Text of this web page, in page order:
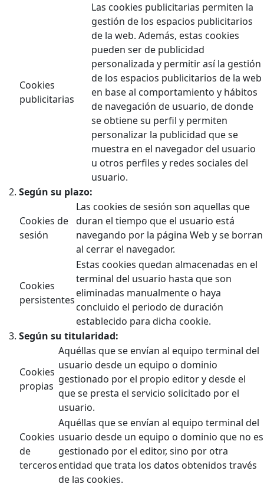
Cookies
publicitarias
Las cookies publicitarias permiten la
gestión de los espacios publicitarios
de la web. Además, estas cookies
pueden ser de publicidad
personalizada y permitir así la gestión
de los espacios publicitarios de la web
en base al comportamiento y hábitos
de navegación de usuario, de donde
se obtiene su perfil y permiten
personalizar la publicidad que se
muestra en el navegador del usuario
u otros perfiles y redes sociales del
usuario.
Según su plazo:
Cookies de
sesión
Las cookies de sesión son aquellas que
duran el tiempo que el usuario está
navegando por la página Web y se borran
al cerrar el navegador.
Cookies
persistentes
Estas cookies quedan almacenadas en el
terminal del usuario hasta que son
eliminadas manualmente o haya
concluido el periodo de duración
establecido para dicha cookie.
Según su titularidad:
Cookies
propias
Aquéllas que se envían al equipo terminal del
usuario desde un equipo o dominio
gestionado por el propio editor y desde el
que se presta el servicio solicitado por el
usuario.
Cookies
de
terceros
Aquéllas que se envían al equipo terminal del
usuario desde un equipo o dominio que no es
gestionado por el editor, sino por otra
entidad que trata los datos obtenidos través
de las cookies.